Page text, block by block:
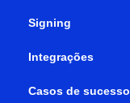
Signing
Integrações
Casos de sucesso